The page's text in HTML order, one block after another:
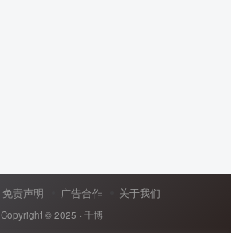
免责声明 广告合作 关于我们
Copyright © 2025 · 千博